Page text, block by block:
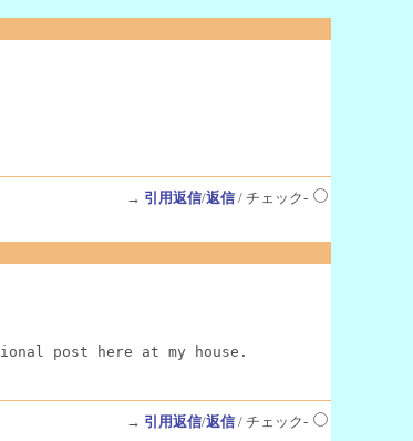
→ 引用返信/返信/ チェック-
post here at my house.
→ 引用返信/返信/ チェック-